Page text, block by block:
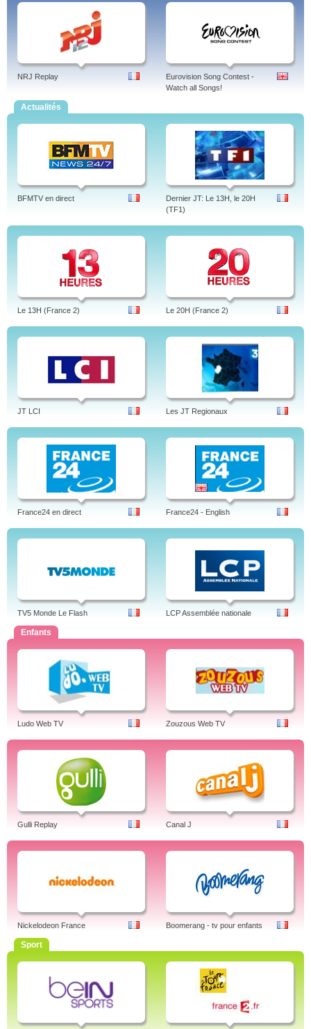
NRJ Replay
Eurovision Song Contest -
Watch all Songs!
Actualités
BFMTV en direct
Dernier JT: Le 13H, le 20H
(TF1)
Le 13H (France 2) Le 20H (France 2)
JT LCI Les JT Regionaux
France24 en direct France24 - English
TV5 Monde Le Flash LCP Assemblée nationale
Enfants
Ludo Web TV Zouzous Web TV
Gulli Replay Canal J
Nickelodeon France Boomerang - tv pour enfants
Sport